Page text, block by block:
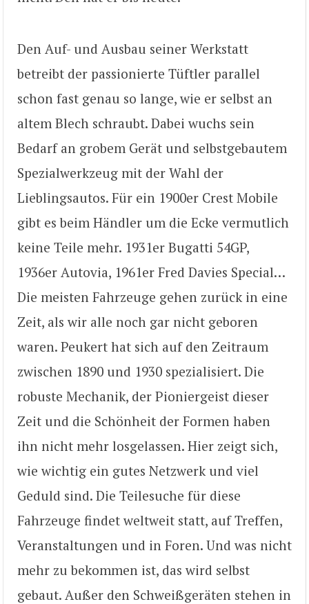
Den Auf- und Ausbau seiner Werkstatt
betreibt der passionierte Tüftler parallel
schon fast genau so lange, wie er selbst an
altem Blech schraubt. Dabei wuchs sein
Bedarf an grobem Gerät und selbstgebautem
Spezialwerkzeug mit der Wahl der
Lieblingsautos. Für ein 1900er Crest Mobile
gibt es beim Händler um die Ecke vermutlich
keine Teile mehr. 1931er Bugatti 54GP,
1936er Autovia, 1961er Fred Davies Special…
Die meisten Fahrzeuge gehen zurück in eine
Zeit, als wir alle noch gar nicht geboren
waren. Peukert hat sich auf den Zeitraum
zwischen 1890 und 1930 spezialisiert. Die
robuste Mechanik, der Pioniergeist dieser
Zeit und die Schönheit der Formen haben
ihn nicht mehr losgelassen. Hier zeigt sich,
wie wichtig ein gutes Netzwerk und viel
Geduld sind. Die Teilesuche für diese
Fahrzeuge findet weltweit statt, auf Treffen,
Veranstaltungen und in Foren. Und was nicht
mehr zu bekommen ist, das wird selbst
gebaut. Außer den Schweißgeräten stehen in